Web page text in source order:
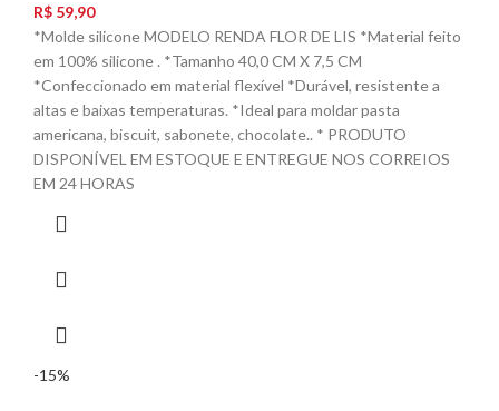
R$ 59,90
*Molde silicone MODELO RENDA FLOR DE LIS *Material feito
em 100% silicone . *Tamanho 40,0 CM X 7,5 CM
*Confeccionado em material flexível *Durável, resistente a
altas e baixas temperaturas. *Ideal para moldar pasta
americana, biscuit, sabonete, chocolate.. * PRODUTO
DISPONÍVEL EM ESTOQUE E ENTREGUE NOS CORREIOS
EM 24 HORAS
-15%